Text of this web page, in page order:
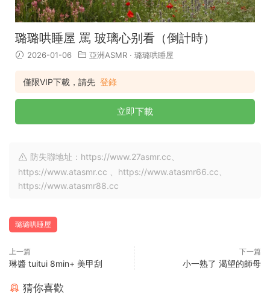
璐璐哄睡屋 罵 玻璃心别看（倒計時）
2026-01-06 亞洲ASMR · 璐璐哄睡屋
僅限VIP下載，請先 登錄
立即下載
防失聯地址：https://www.27asmr.cc、
https://www.atasmr.cc 、https://www.atasmr66.cc、
https://www.atasmr88.cc
璐璐哄睡屋
上一篇
琳醬 tuitui 8min+ 美甲刮
下一篇
小一熟了 渴望的師母
猜你喜歡